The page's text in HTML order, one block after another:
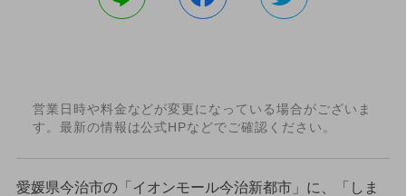
営業日時や料金などが変更になっている場合がございま
す。最新の情報は公式HPなどでご確認ください。
愛媛県今治市の「イオンモール今治新都市」に、「しま